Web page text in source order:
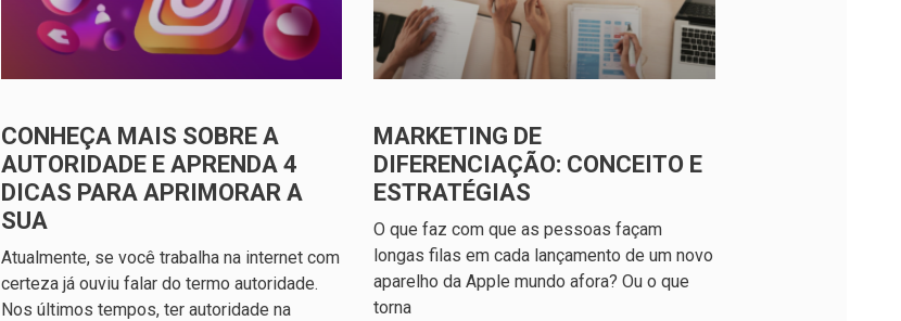
CONHEÇA MAIS SOBRE A
AUTORIDADE E APRENDA 4
DICAS PARA APRIMORAR A
SUA
Atualmente, se você trabalha na internet com
certeza já ouviu falar do termo autoridade.
Nos últimos tempos, ter autoridade na
MARKETING DE
DIFERENCIAÇÃO: CONCEITO E
ESTRATÉGIAS
O que faz com que as pessoas façam
longas filas em cada lançamento de um novo
aparelho da Apple mundo afora? Ou o que
torna